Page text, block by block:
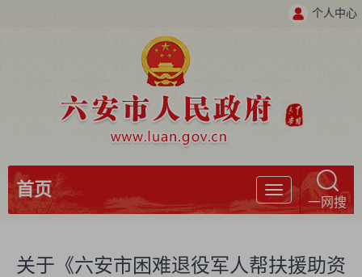
个人中心
导
航
首页
一网搜
关于《六安市困难退役军人帮扶援助资